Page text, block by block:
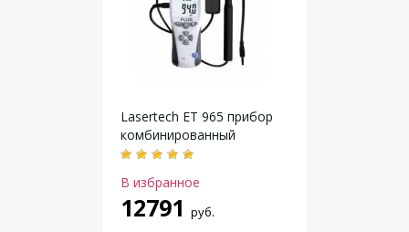
Lasertech ET 965 прибор
комбинированный
В избранное
12791 руб.